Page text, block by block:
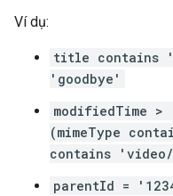
Ví dụ:
title contains
'goodbye'
modifiedTime >
(mimeType
contains
parentId =